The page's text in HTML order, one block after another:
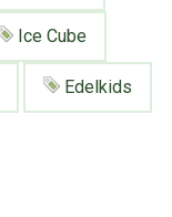
Ice Cube
Edelkids